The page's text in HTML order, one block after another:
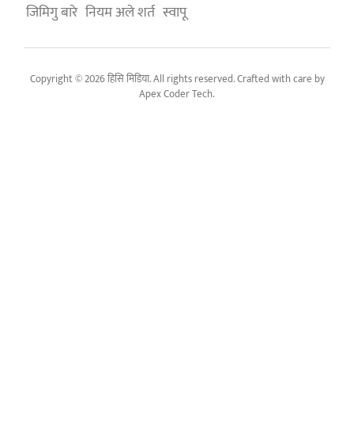
जिमिगु बारे नियम अले शर्त स्वापू
Copyright © 2026 हिसि मिडिया. All rights reserved. Crafted with care by
Apex Coder Tech.